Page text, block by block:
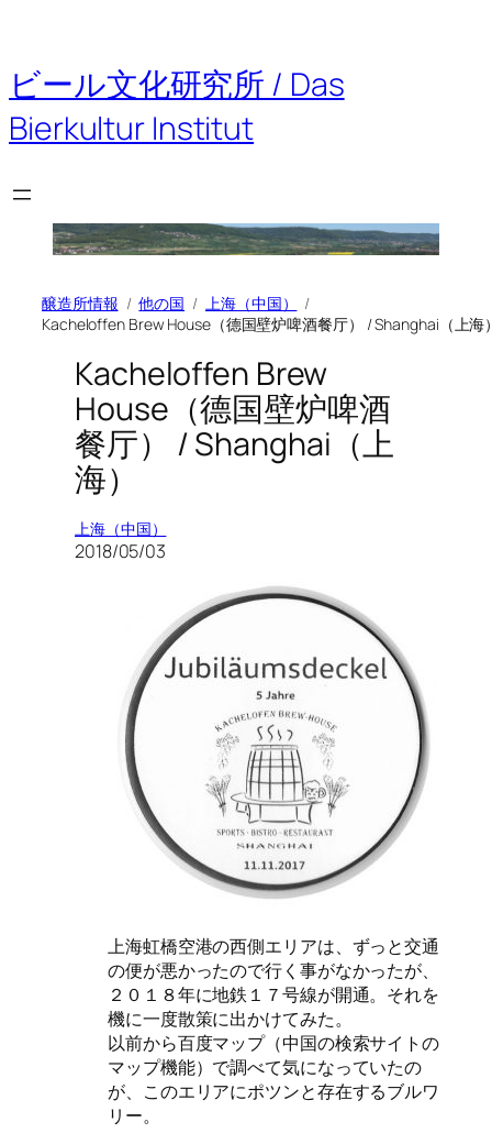
を
ス
キ
ッ
ビール文化研究所 / Das
Bierkultur Institut
醸造所情報 他の国
上海（中国）
Kacheloffen Brew House（德国壁炉啤酒餐厅） / Shanghai（上海
Kacheloffen Brew
House（德国壁炉啤酒
餐厅） / Shanghai（上
海）
上海（中国）
2018/05/03
上海虹橋空港の西側エリアは、ずっと交通
の便が悪かったので行く事がなかったが、
２０１８年に地鉄１７号線が開通。それを
機に一度散策に出かけてみた。
以前から百度マップ（中国の検索サイトの
マップ機能）で調べて気になっていたの
が、このエリアにポツンと存在するブルワ
リー。